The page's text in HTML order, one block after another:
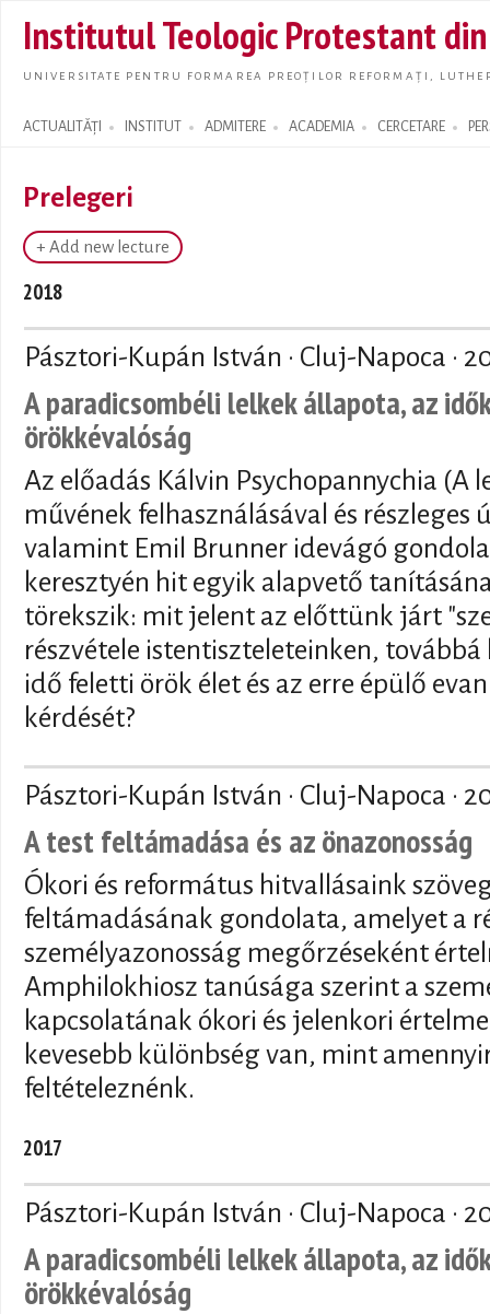
main
Institutul Teologic Protestant
UNIVERSITATE PENTRU FORMAREA PREOȚILOR REFORMAȚI,
ACTUALITĂȚI INSTITUT ADMITERE ACADEMIA CERCETARE
Search form
Prelegeri
+ Add new lecture
2018
Pásztori-Kupán István · Cluj-Napoca ·
A paradicsombéli lelkek állapota, az
örökkévalóság
Az előadás Kálvin Psychopannychia (A
művének felhasználásával és részleges
valamint Emil Brunner idevágó
keresztyén hit egyik alapvető
törekszik: mit jelent az előttünk járt
részvétele istentiszteleteinken,
idő feletti örök élet és az erre épülő
kérdését?
Pásztori-Kupán István · Cluj-Napoca ·
A test feltámadása és az önazonosság
Ókori és református hitvallásaink
feltámadásának gondolata, amelyet a
személyazonosság megőrzéseként
Amphilokhiosz tanúsága szerint a
kapcsolatának ókori és jelenkori
kevesebb különbség van, mint
feltételeznénk.
2017
Pásztori-Kupán István · Cluj-Napoca ·
A paradicsombéli lelkek állapota, az
örökkévalóság